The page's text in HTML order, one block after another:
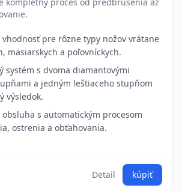
pre rôzne typy nožov vrátane
mäsiarskych a poľovníckych.
systém s dvoma diamantovými
a jedným leštiaceho stupňom
výsledok.
obsluha s automatickým procesom
ostrenia a obťahovania.
Detail kúpiť